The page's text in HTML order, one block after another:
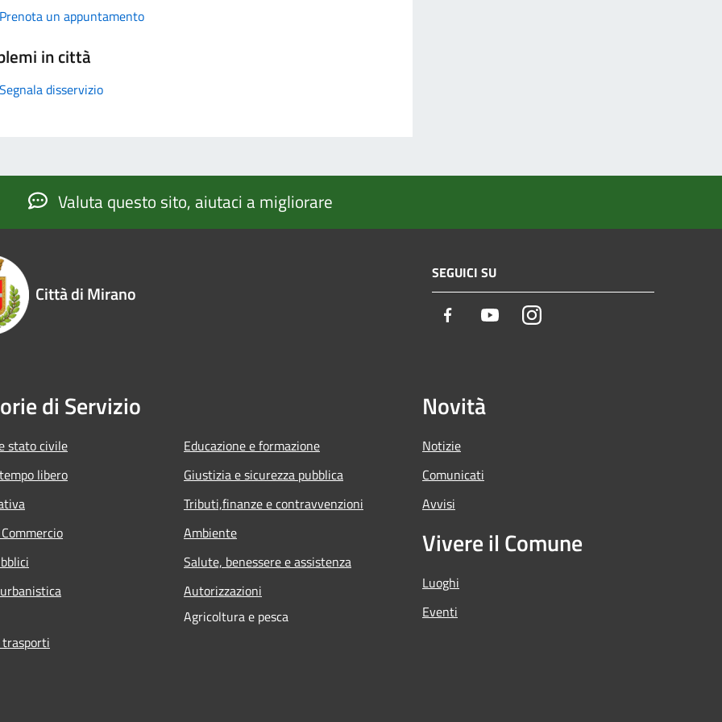
Prenota un appuntamento
in città
Segnala disservizio
Valuta questo sito, aiutaci a migliorare
Città di Mirano
SEGUICI SU
Facebook YoutubeInstagram
di Servizio
stato civile
libero
Educazione e formazione
Giustizia e sicurezza pubblica
Tributi,finanze e contravvenzioni
Ambiente
Salute, benessere e assistenza
Autorizzazioni
Agricoltura e pesca
Novità
Notizie
Comunicati
Avvisi
Vivere il Comune
Luoghi
Eventi